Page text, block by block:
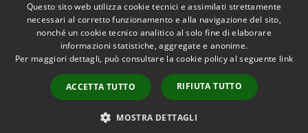
Accessibilità
Copyright © 2026 • Comune di
Torre De' Passeri • Powered by
Municipium•
Accesso
redazione
Questo sito web utilizza cookie tecnici e assimilati strettamente
necessari al corretto funzionamento e alla navigazione del sito,
nonché un cookie tecnico analitico al solo fine di elaborare
informazioni statistiche, aggregate e anonime.
Per maggiori dettagli, può consultare la cookie policy al seguente link
ACCETTA TUTTO RIFIUTA TUTTO
MOSTRA DETTAGLI